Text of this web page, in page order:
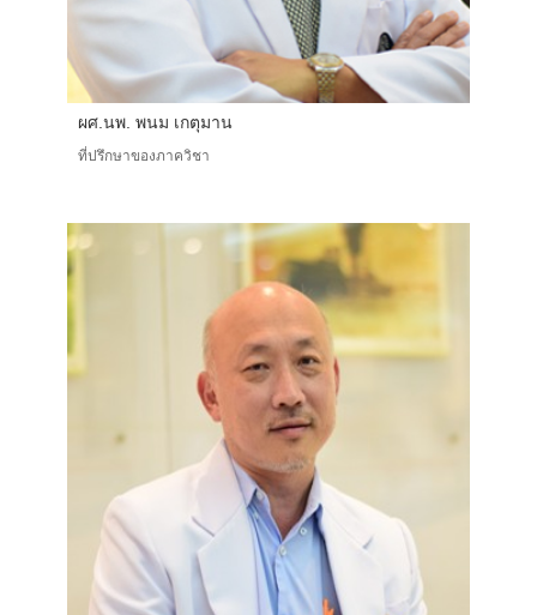
ผศ.นพ. พนม เกตุมาน
ที่ปรึกษาของภาควิชา